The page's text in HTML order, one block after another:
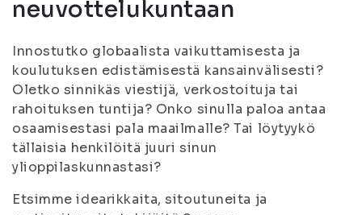
neuvottelukuntaan
Innostutko globaalista vaikuttamisesta ja
koulutuksen edistämisestä kansainvälisesti?
Oletko sinnikäs viestijä, verkostoituja tai
rahoituksen tuntija? Onko sinulla paloa antaa
osaamisestasi pala maailmalle? Tai löytyykö
tällaisia henkilöitä juuri sinun
ylioppilaskunnastasi?
Etsimme idearikkaita, sitoutuneita ja